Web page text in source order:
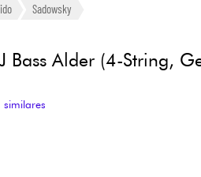
Ampli & Efectos
Grabación
Sadowsky
Alder (4-String,
similares